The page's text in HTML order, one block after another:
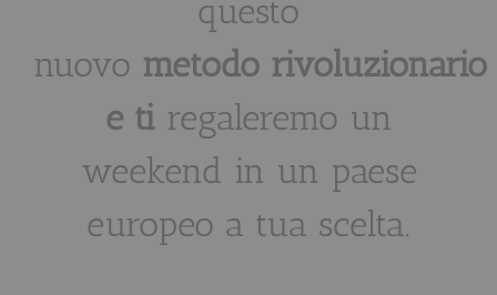
questo
nuovo metodo rivoluzionario
e ti regaleremo un
weekend in un paese
europeo a tua scelta.